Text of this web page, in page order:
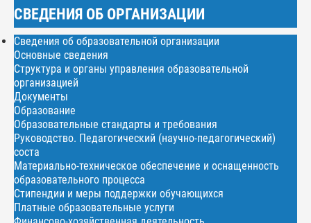
СВЕДЕНИЯ ОБ ОРГАНИЗАЦИИ
Сведения об образовательной организации
Основные сведения
Структура и органы управления образовательной
организацией
Документы
Образование
Образовательные стандарты и требования
Руководство. Педагогический (научно-педагогический)
соста
Материально-техническое обеспечение и оснащенность
образовательного процесса
Стипендии и меры поддержки обучающихся
Платные образовательные услуги